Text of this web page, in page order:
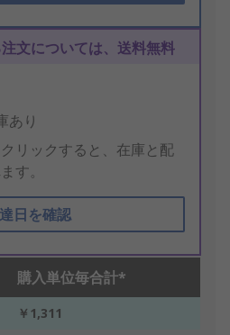
文については、送料無料
あり
リックすると、在庫と配
す。
日を確認
購入単位毎合計*
￥1,311